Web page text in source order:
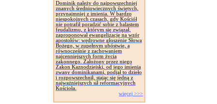
Dominik należy do najpowszechniej
znanych średniowiecznych świętych,
przynajmniej z imienia. W bardzo
niespokojnych czasach, gdy Kościół
nie potrafił poradzić sobie z balastem
feudalizmu, z którym się związał,
zaproponował ewangelizację na wzór
apostołów: wędrowne głoszenie Słowa
Bożego, w zupełnym ubóstwie, a
równocześnie z zachowaniem
najcenniejszych form życia
zakonnego. Założony przez niego
Zakon Kaznodziejski, od jego imienia
zwany dominikanami, podjął to dzieło
i rozpowszechnił, stając się jedną z
najważniejszych sił reformacyjnych
Kościoła.
więcej >>>